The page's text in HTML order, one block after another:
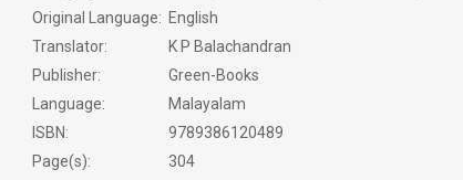
Original Language: English
Translator:
K P Balachandran
Publisher:
Green-Books
Language:
Malayalam
ISBN:
9789386120489
Page(s):
304